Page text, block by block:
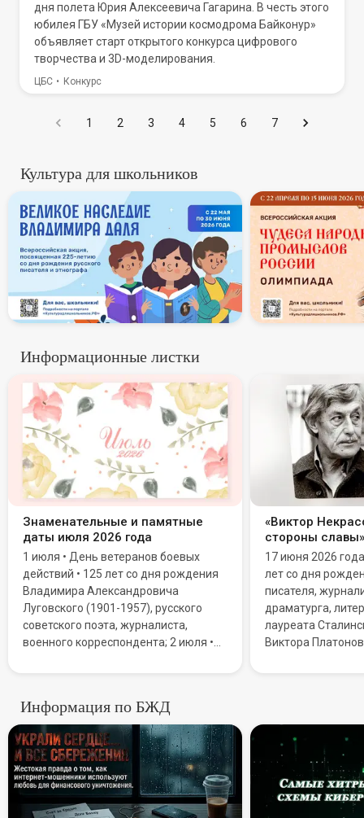
дня полета Юрия Алексеевича Гагарина. В честь этого
юбилея ГБУ «Музей истории космодрома Байконур»
объявляет старт открытого конкурса цифрового
творчества и 3D-моделирования.
ЦБС Конкурс
1 2 3 4 5 6 7
Культура для школьников
В России стартует
Информационные листки
Знаменательные и памятные
даты июля 2026 года
1 июля • День ветеранов боевых
действий • 125 лет со дня рождения
Владимира Александровича
Луговского (1901-1957), русского
советского поэта, журналиста,
военного корреспондента; 2 июля •
ГИБДД МВД Российской Федерации
(День ГАИ)
«Виктор
стороны славы»
17 июня 2026
лет со дня
писателя,
драматурга,
лауреата
Виктора
Информация по БЖД
Призраки в сети: КакСамые